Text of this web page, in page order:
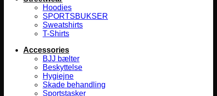
Hoodies
SPORTSBUKSER
Sweatshirts
T-Shirts
Accessories
BJJ bælter
Beskyttelse
Hygiejne
Skade behandling
Sportstasker